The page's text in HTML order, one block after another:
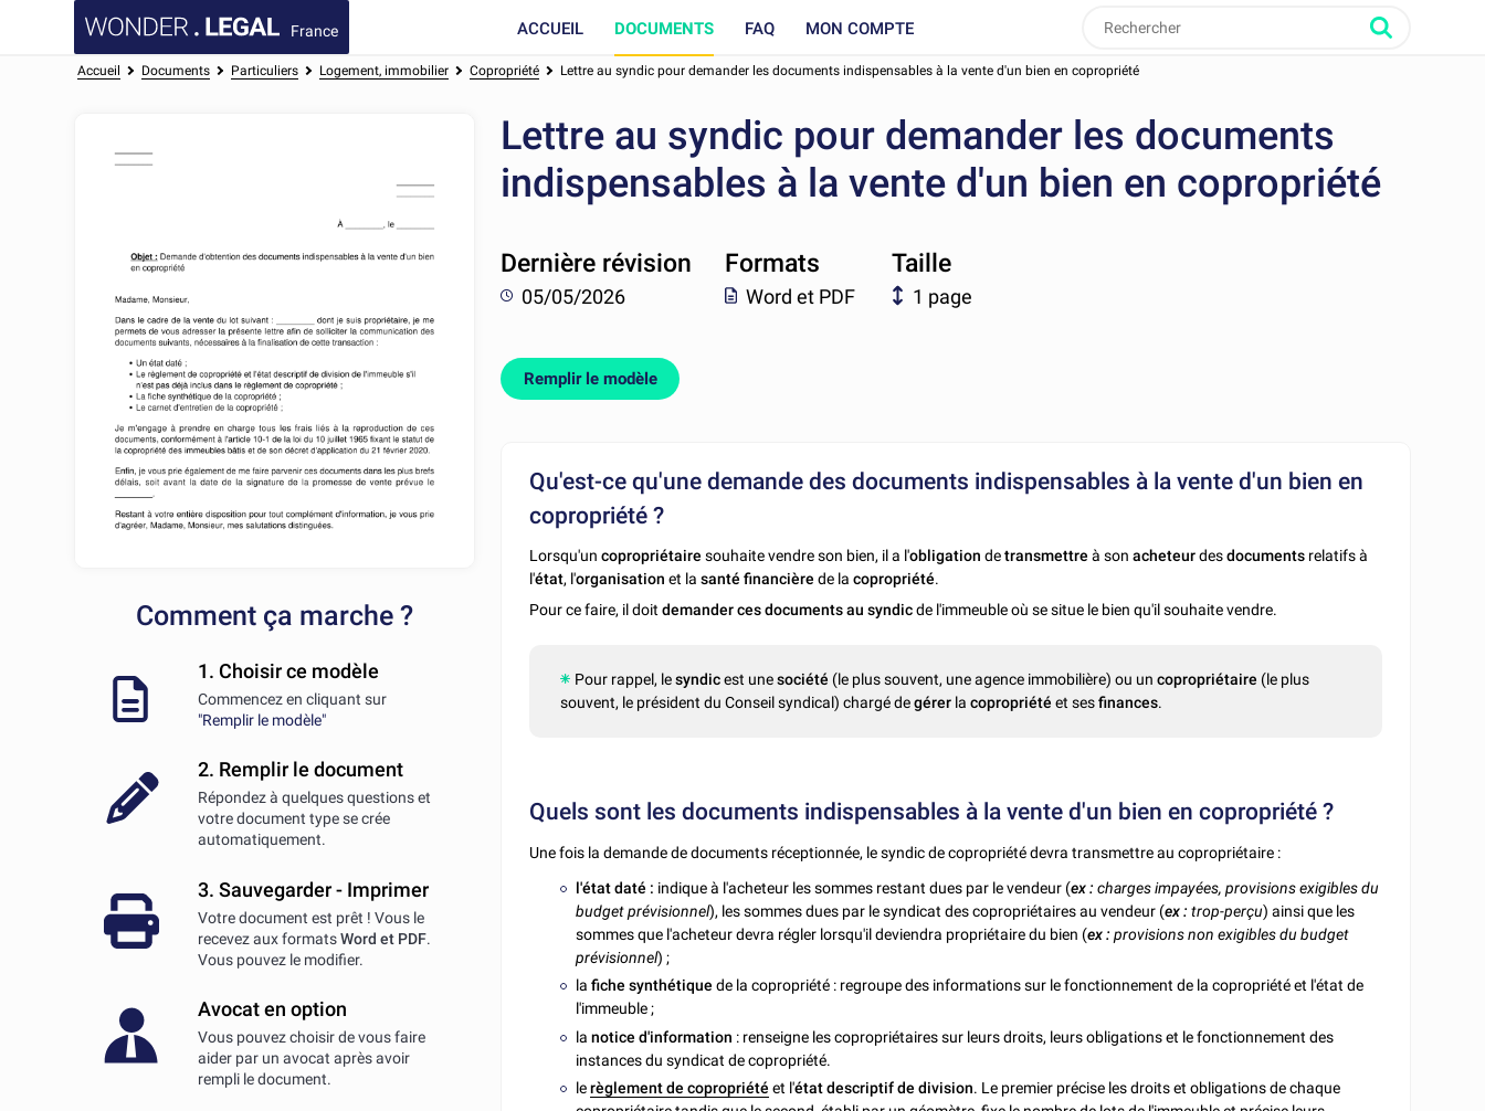
France ACCUEIL DOCUMENTS FAQ MON COMPTE
Accueil Documents Particuliers Logement, immobilier Copropriété Lettre au syndic pour demander les documents indispensables à la vente d'un bien en copropriété
Comment ça marche ?
1. Choisir ce modèle
Commencez en cliquant sur
"Remplir le modèle"
2. Remplir le document
Répondez à quelques questions et
votre document type se crée
automatiquement.
3. Sauvegarder - Imprimer
Votre document est prêt ! Vous le
recevez aux formatsWord et PDF.
Vous pouvez le modifier.
Avocat en option
Vous pouvez choisir de vous faire
aider par un avocat après avoir
rempli le document.
Lettre au syndic pour demander les documents
indispensables à la vente d'un bien en copropriété
Dernière révision
05/05/2026
Formats
Word et PDF
Taille
1 page
Remplir le modèle
Qu'est-ce qu'une demande des documents indispensables à la vente d'un bien en
copropriété ?
Lorsqu'un copropriétairesouhaite vendre son bien, il a l'obligationdetransmettreà son acheteurdesdocuments relatifs à
l'état, l'organisationet lasanté financièrede lacopropriété.
Pour ce faire, il doitdemander ces documents au syndicde l'immeuble où se situe le bien qu'il souhaite vendre.
Pour rappel, lesyndicest unesociété (le plus souvent, une agence immobilière) ou uncopropriétaire (le plus
souvent, le président du Conseil syndical) chargé degérer la copropriétéet sesfinances.
Quels sont les documents indispensables à la vente d'un bien en copropriété ?
Une fois la demande de documents réceptionnée, le syndic de copropriété devra transmettre au copropriétaire :
l'état daté : indique à l'acheteur les sommes restant dues par le vendeur (ex :charges impayées, provisions exigibles du
budget prévisionnel), les sommes dues par le syndicat des copropriétaires au vendeur (ex : trop-perçu) ainsi que les
sommes que l'acheteur devra régler lorsqu'il deviendra propriétaire du bien (ex : provisions non exigibles du budget
prévisionnel) ;
lafiche synthétique de la copropriété : regroupe des informations sur le fonctionnement de la copropriété et l'état de
l'immeuble ;
lanotice d'information : renseigne les copropriétaires sur leurs droits, leurs obligations et le fonctionnement des
instances du syndicat de copropriété.
lerèglement de copropriété et l'état descriptif de division. Le premier précise les droits et obligations de chaque